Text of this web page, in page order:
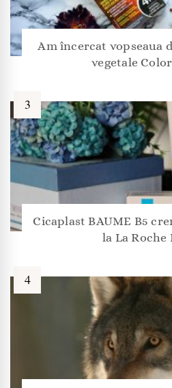
Am încercat vopseaua
vegetale
Cicaplast BAUME B5
la La Roche